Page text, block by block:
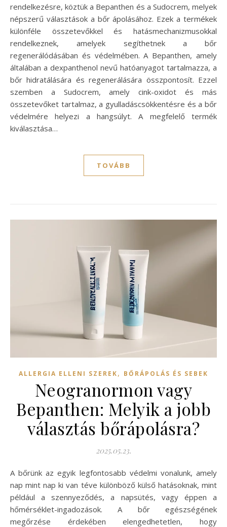
rendelkezésre, köztük a Bepanthen és a Sudocrem, melyek
népszerű választások a bőr ápolásához. Ezek a termékek
különféle összetevőkkel és hatásmechanizmusokkal
rendelkeznek, amelyek segíthetnek a bőr
regenerálódásában és védelmében. A Bepanthen, amely
általában a dexpanthenol nevű hatóanyagot tartalmazza, a
bőr hidratálására és regenerálására összpontosít. Ezzel
szemben a Sudocrem, amely cink-oxidot és más
összetevőket tartalmaz, a gyulladáscsökkentésre és a bőr
védelmére helyezi a hangsúlyt. A megfelelő termék
kiválasztása…
TOVÁBB
ALLERGIA ELLENI SZEREK, BŐRÁPOLÁS ÉS SEBEK
Neogranormon vagy
Bepanthen: Melyik a jobb
választás bőrápolásra?
2025.05.23.
A bőrünk az egyik legfontosabb védelmi vonalunk, amely
nap mint nap ki van téve különböző külső hatásoknak, mint
például a szennyeződés, a napsütés, vagy éppen a
hőmérséklet-ingadozások. A bőr egészségének
megőrzése érdekében elengedhetetlen, hogy